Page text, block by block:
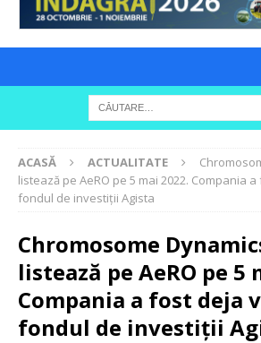
ACASĂ ACTUALITATE
listează pe AeRO pe 5 mai 2022. Compania
fondul de investiții Agista
Chromosome
listează pe AeRO pe 5
Compania a fost deja
fondul de investiții